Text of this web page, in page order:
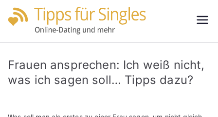
Zum
Inhalt
für
Single
s
Frauen ansprechen: Ich weiß nicht,
was ich sagen soll… Tipps dazu?